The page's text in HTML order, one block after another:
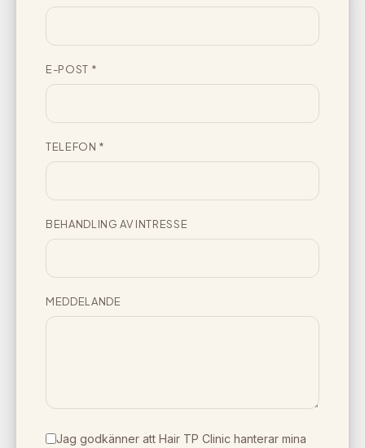
E-POST *
TELEFON *
BEHANDLING AV INTRESSE
MEDDELANDE
Jag godkänner att Hair TP Clinic hanterar mina